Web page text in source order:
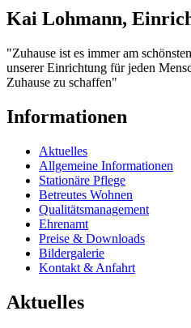
Kai Lohmann,
"Zuhause ist es immer am
unserer Einrichtung für jeden
Zuhause zu schaffen"
Informationen
Aktuelles
Allgemeine Informationen
Stationäre Pflege
Betreutes Wohnen
Qualitätsmanagement
Ehrenamt
Preise & Downloads
Bildergalerie
Kontakt & Anfahrt
Aktuelles